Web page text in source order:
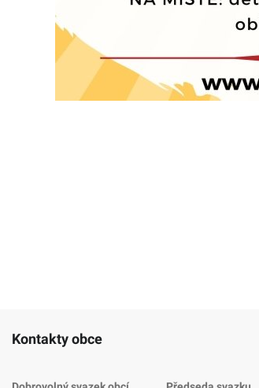
Kontakty obce